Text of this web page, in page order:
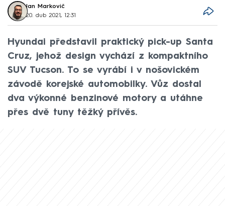
Jan Markovič
20. dub 2021, 12:31
Hyundai představil praktický pick-up Santa
Cruz, jehož design vychází z kompaktního
SUV Tucson. To se vyrábí i v nošovickém
závodě korejské automobilky. Vůz dostal
dva výkonné benzinové motory a utáhne
přes dvě tuny těžký přívěs.